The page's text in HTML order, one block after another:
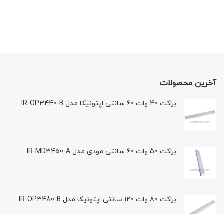
آخرین محصولات
براکت 40 وات 60 سانتی اپتونیکا مدل IR-OP3440-B
براکت 50 وات 60 سانتی مودی مدل IR-MD3450-A
براکت 80 وات 120 سانتی اپتونیکا مدل IR-OP3480-B